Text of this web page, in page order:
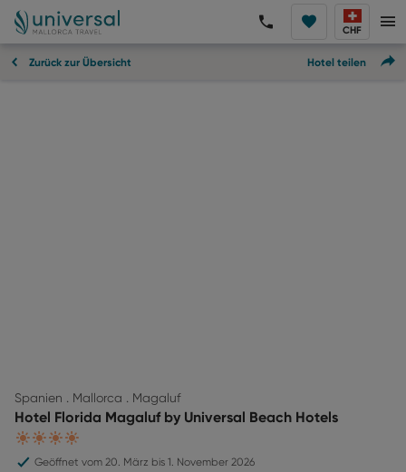
CHF
Zurück zur Übersicht Hotel teilen
Spanien . Mallorca . Magaluf
Hotel Florida Magaluf by Universal Beach Hotels
4
Geöffnet vom 20. März bis 1. November 2026